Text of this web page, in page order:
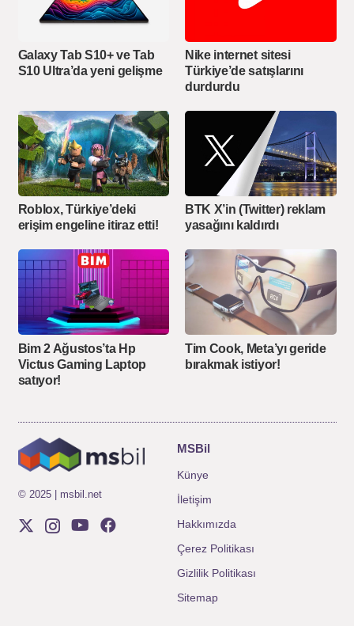
Galaxy Tab S10+ ve Tab
S10 Ultra’da yeni gelişme
Nike internet sitesi
Türkiye’de satışlarını
durdurdu
Roblox, Türkiye’deki
erişim engeline itiraz etti!
BTK X’in (Twitter) reklam
yasağını kaldırdı
Bim 2 Ağustos’ta Hp
Victus Gaming Laptop
satıyor!
Tim Cook, Meta’yı geride
bırakmak istiyor!
© 2025 | msbil.net
MSBil
Künye
İletişim
Hakkımızda
Çerez Politikası
Gizlilik Politikası
Sitemap